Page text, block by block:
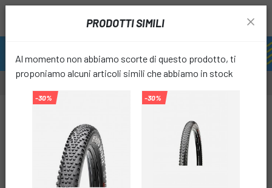
PRODOTTI SIMILI
Al momento non abbiamo scorte di questo prodotto, ti
proponiamo alcuni articoli simili che abbiamo in stock
-30% -30%